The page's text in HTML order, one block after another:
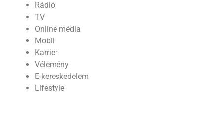
Rádió
TV
Online média
Mobil
Karrier
Vélemény
E-kereskedelem
Lifestyle